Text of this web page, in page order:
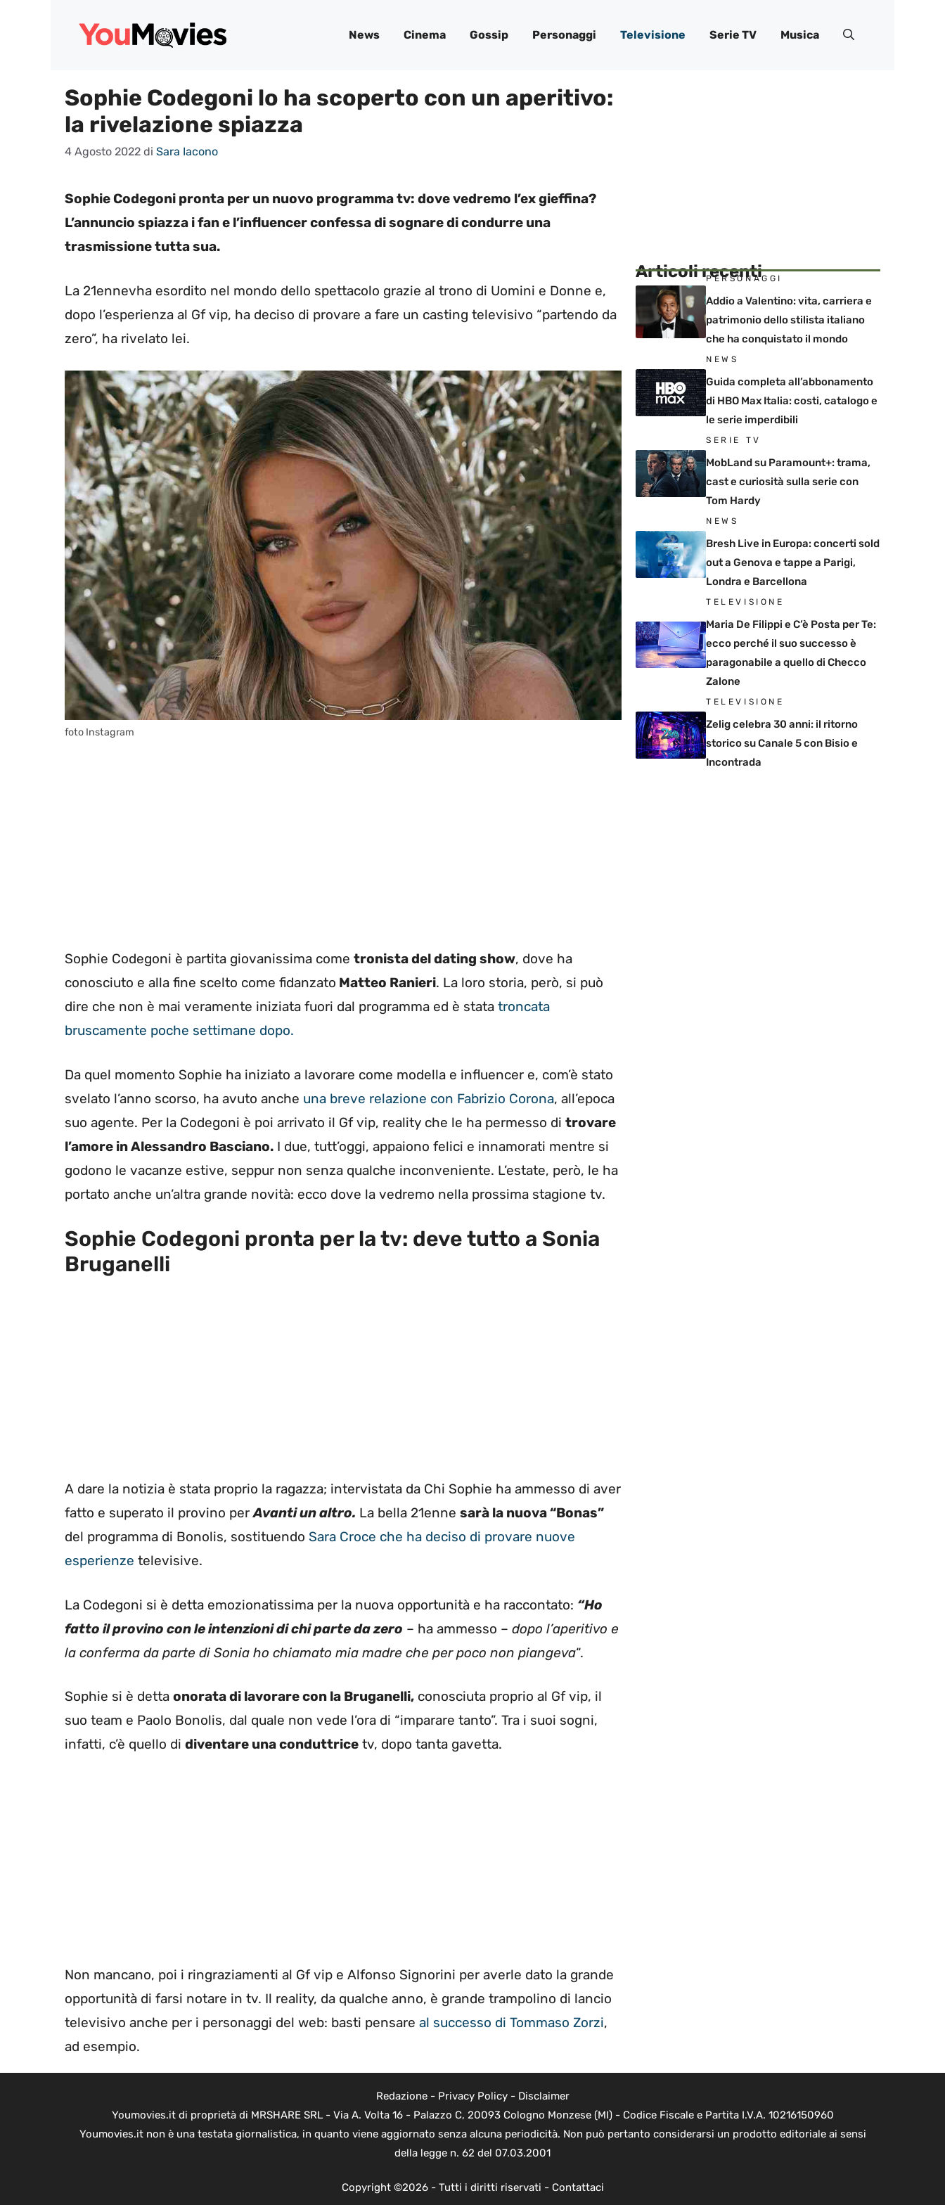
News Cinema Gossip Personaggi Televisione Serie TV Musica
Sophie Codegoni lo ha scoperto con un aperitivo:
la rivelazione spiazza
4 Agosto 2022 di Sara Iacono
Sophie Codegoni pronta per un nuovo programma tv: dove vedremo l’ex gieffina?
L’annuncio spiazza i fan e l’influencer confessa di sognare di condurre una
trasmissione tutta sua.
La 21ennevha esordito nel mondo dello spettacolo grazie al trono di Uomini e Donne e,
dopo l’esperienza al Gf vip, ha deciso di provare a fare un casting televisivo “partendo da
zero”, ha rivelato lei.
foto Instagram
Sophie Codegoni è partita giovanissima come tronista del dating show, dove ha
conosciuto e alla fine scelto come fidanzato Matteo Ranieri. La loro storia, però, si può
dire che non è mai veramente iniziata fuori dal programma ed è stata troncata
bruscamente poche settimane dopo.
Da quel momento Sophie ha iniziato a lavorare come modella e influencer e, com’è stato
svelato l’anno scorso, ha avuto anche una breve relazione con Fabrizio Corona, all’epoca
suo agente. Per la Codegoni è poi arrivato il Gf vip, reality che le ha permesso di trovare
l’amore in Alessandro Basciano. I due, tutt’oggi, appaiono felici e innamorati mentre si
godono le vacanze estive, seppur non senza qualche inconveniente. L’estate, però, le ha
portato anche un’altra grande novità: ecco dove la vedremo nella prossima stagione tv.
Sophie Codegoni pronta per la tv: deve tutto a Sonia
Bruganelli
A dare la notizia è stata proprio la ragazza; intervistata da Chi Sophie ha ammesso di aver
fatto e superato il provino perAvanti un altro. La bella 21enne sarà la nuova “Bonas”
del programma di Bonolis, sostituendo Sara Croce che ha deciso di provare nuove
esperienze televisive.
La Codegoni si è detta emozionatissima per la nuova opportunità e ha raccontato: “Ho
fatto il provino con le intenzioni di chi parte da zero – ha ammesso – dopo l’aperitivo e
la conferma da parte di Sonia ho chiamato mia madre che per poco non piangeva“.
Sophie si è detta onorata di lavorare con la Bruganelli, conosciuta proprio al Gf vip, il
suo team e Paolo Bonolis, dal quale non vede l’ora di “imparare tanto”. Tra i suoi sogni,
infatti, c’è quello di diventare una conduttrice tv, dopo tanta gavetta.
Non mancano, poi i ringraziamenti al Gf vip e Alfonso Signorini per averle dato la grande
opportunità di farsi notare in tv. Il reality, da qualche anno, è grande trampolino di lancio
televisivo anche per i personaggi del web: basti pensare al successo di Tommaso Zorzi,
ad esempio.
Articoli recenti
PERSONAGGI
Addio a Valentino: vita, carriera e
patrimonio dello stilista italiano
che ha conquistato il mondo
NEWS
Guida completa all’abbonamento
di HBO Max Italia: costi, catalogo e
le serie imperdibili
SERIE TV
MobLand su Paramount+: trama,
cast e curiosità sulla serie con
Tom Hardy
NEWS
Bresh Live in Europa: concerti sold
out a Genova e tappe a Parigi,
Londra e Barcellona
TELEVISIONE
Maria De Filippi e C’è Posta per Te:
ecco perché il suo successo è
paragonabile a quello di Checco
Zalone
TELEVISIONE
Zelig celebra 30 anni: il ritorno
storico su Canale 5 con Bisio e
Incontrada
Redazione- Privacy Policy- Disclaimer
Youmovies.it di proprietà di MRSHARE SRL - Via A. Volta 16 - Palazzo C, 20093 Cologno Monzese (MI) - Codice Fiscale e Partita I.V.A. 10216150960
Youmovies.it non è una testata giornalistica, in quanto viene aggiornato senza alcuna periodicità. Non può pertanto considerarsi un prodotto editoriale ai sensi
della legge n. 62 del 07.03.2001
Copyright ©2026 - Tutti i diritti riservati - Contattaci